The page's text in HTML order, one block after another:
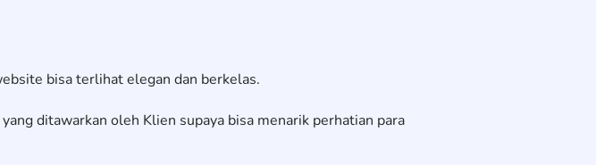
bisa terlihat elegan dan berkelas.
ditawarkan oleh Klien supaya bisa menarik perhatian para